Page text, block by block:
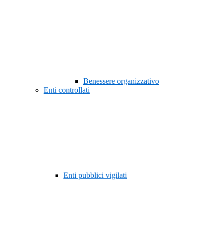
Benessere organizzativo
Enti controllati
Enti pubblici vigilati